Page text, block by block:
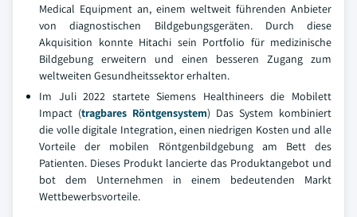
Medical Equipment an, einem weltweit führenden Anbieter
von diagnostischen Bildgebungsgeräten. Durch diese
Akquisition konnte Hitachi sein Portfolio für medizinische
Bildgebung erweitern und einen besseren Zugang zum
weltweiten Gesundheitssektor erhalten.
Im Juli 2022 startete Siemens Healthineers die Mobilett
Impact (tragbares Röntgensystem) Das System kombiniert
die volle digitale Integration, einen niedrigen Kosten und alle
Vorteile der mobilen Röntgenbildgebung am Bett des
Patienten. Dieses Produkt lancierte das Produktangebot und
bot dem Unternehmen in einem bedeutenden Markt
Wettbewerbsvorteile.